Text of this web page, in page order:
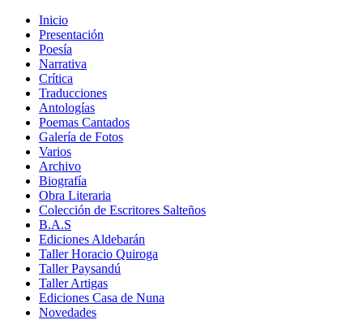
Inicio
Presentación
Poesía
Narrativa
Crítica
Traducciones
Antologías
Poemas Cantados
Galería de Fotos
Varios
Archivo
Biografía
Obra Literaria
Colección de Escritores Salteños
B.A.S
Ediciones Aldebarán
Taller Horacio Quiroga
Taller Paysandú
Taller Artigas
Ediciones Casa de Nuna
Novedades